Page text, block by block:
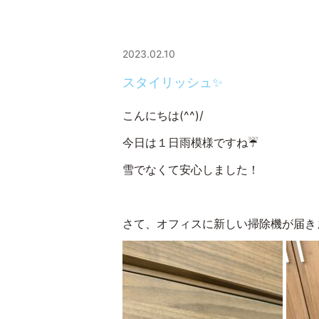
2023.02.10
スタイリッシュ✨
こんにちは(^^)/
今日は１日雨模様ですね☔
雪でなくて安心しました！
さて、オフィスに新しい掃除機が届